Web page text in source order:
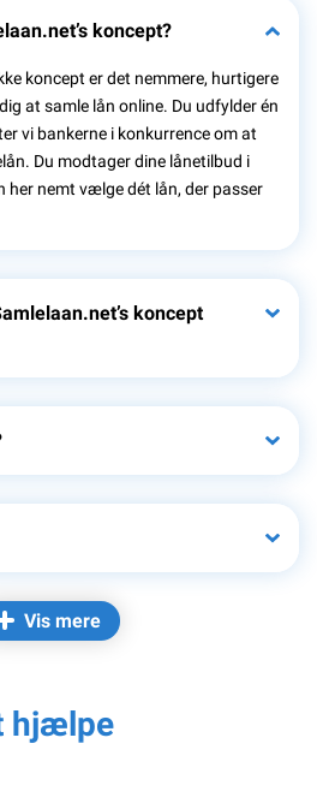
koncept?
koncept er det nemmere, hurtigere
at samle lån online. Du udfylder én
vi bankerne i konkurrence om at
Du modtager dine lånetilbud i
her nemt vælge dét lån, der passer
koncept
Vis mere
hjælpe